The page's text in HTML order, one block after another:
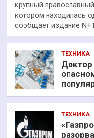
крупный
котором находилась
сообщает издание
ТЕХНИКА
Доктор
ТЕХНИКА